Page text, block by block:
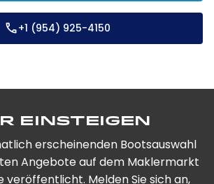
+1 (954) 925-4150
einsteigen
erscheinenden Bootsauswahl
Angebote auf dem Maklermarkt
veröffentlicht. Melden Sie sich an,